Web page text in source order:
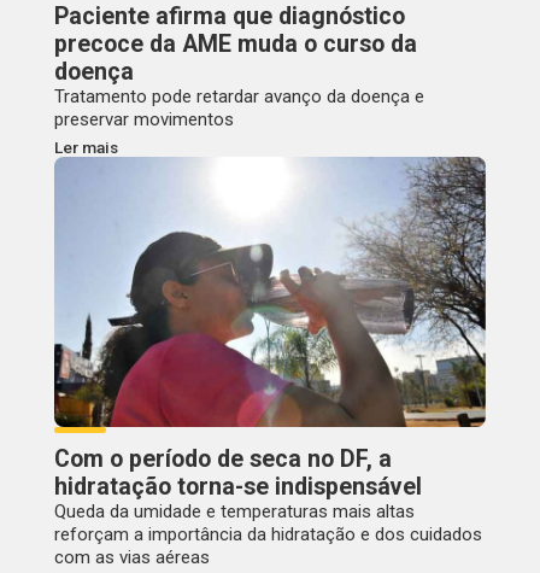
Paciente afirma que diagnóstico
precoce da AME muda o curso da
doença
Tratamento pode retardar avanço da doença e
preservar movimentos
Ler mais
Com o período de seca no DF, a
hidratação torna-se indispensável
Queda da umidade e temperaturas mais altas
reforçam a importância da hidratação e dos cuidados
com as vias aéreas